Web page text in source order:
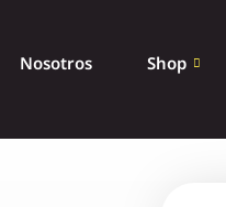
Nosotros Shop